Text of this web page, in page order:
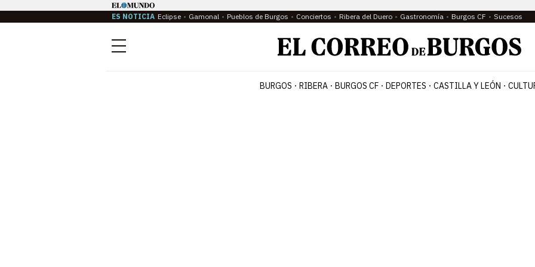
ES NOTICIA Eclipse Gamonal Pueblos de Burgos Conciertos Ribera del Duero Gastronomía Burgos CF Sucesos
Menú
BURGOS RIBERA BURGOS CF DEPORTES CASTILLA Y LEÓN